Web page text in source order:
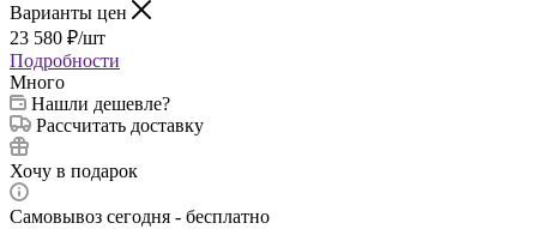
Варианты цен
23 580 ₽/шт
Подробности
Много
Нашли дешевле?
Рассчитать доставку
Хочу в подарок
Самовывоз сегодня - бесплатно